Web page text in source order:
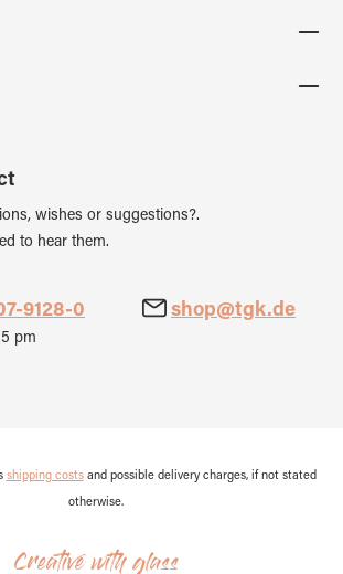
wishes or suggestions?.
to hear them.
9128-0 shop@tgk.de
pm
shipping costsand possible delivery charges, if not stated
otherwise.
Creative with glass